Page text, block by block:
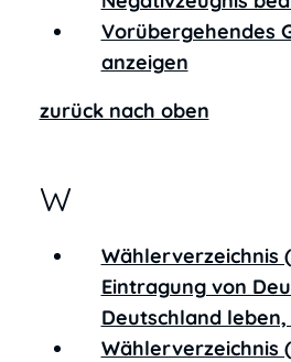
Vorübergehendes
anzeigen
zurück nach oben
W
Wählerverzeichnis
Eintragung von
Deutschland
Wählerverzeichnis